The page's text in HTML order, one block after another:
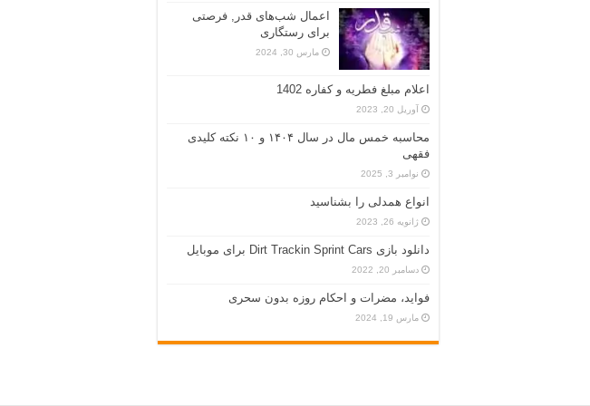
اعمال شب‌های قدر, فرصتی
برای رستگاری
مارس 30, 2024
اعلام مبلغ فطریه و کفاره 1402
آوریل 20, 2023
محاسبه خمس مال در سال ۱۴۰۴ و ۱۰ نکته کلیدی
فقهی
نوامبر 3, 2025
انواع همدلی را بشناسید
ژانویه 26, 2023
دانلود بازی Dirt Trackin Sprint Cars برای موبایل
دسامبر 20, 2022
فواید، مضرات و احکام روزه بدون سحری
مارس 19, 2024